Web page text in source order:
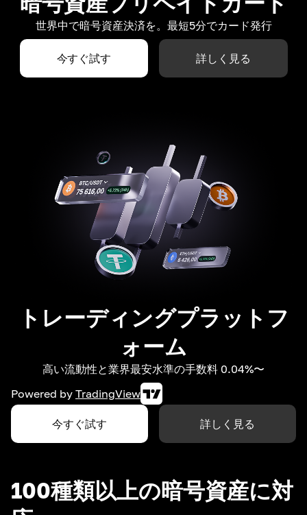
世界中で暗号資産決済を。最短5分でカード発行
今すぐ試す 詳しく見る
トレーディングプラットフ
ォーム
高い流動性と業界最安水準の手数料 0.04%〜
Powered by TradingView
今すぐ試す 詳しく見る
100種類以上の暗号資産に対